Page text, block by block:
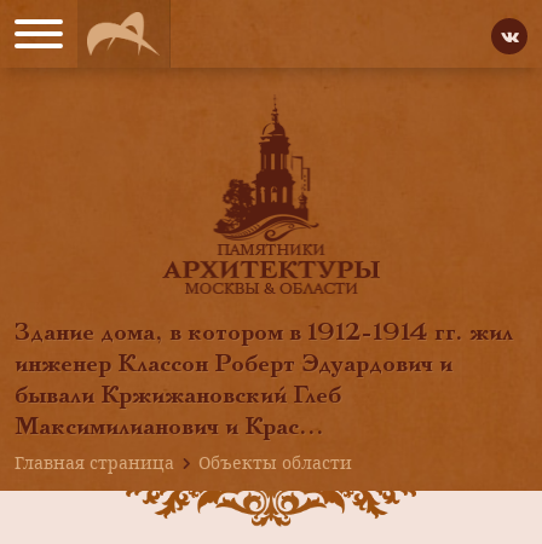
Здание дома, в котором в 1912-1914 гг. жил
инженер Классон Роберт Эдуардович и
бывали Кржижановский Глеб
Максимилианович и Крас...
Главная страница
Объекты области